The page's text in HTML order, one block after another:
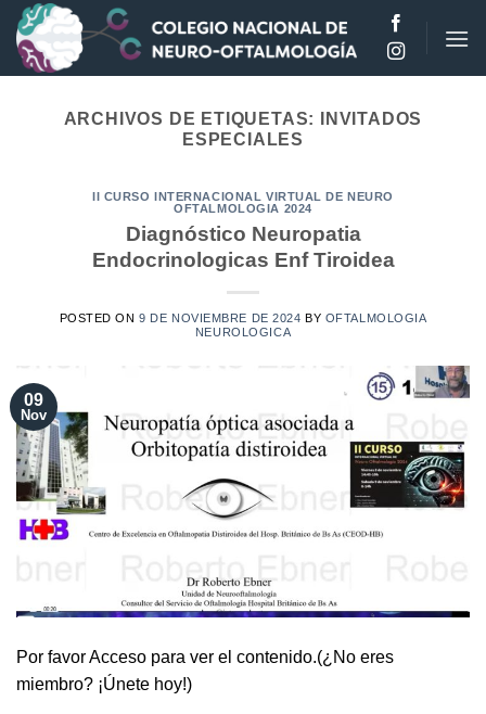
Saltar
contenido
ARCHIVOS DE ETIQUETAS:
INVITADOS
ESPECIALES
II CURSO INTERNACIONAL VIRTUAL DE NEURO
OFTALMOLOGIA 2024
Diagnóstico Neuropatia
Endocrinologicas Enf Tiroidea
POSTED ON9 DE NOVIEMBRE DE 2024 BY OFTALMOLOGIA
NEUROLOGICA
09
Nov
Por favor Acceso para ver el contenido.(¿No eres
miembro? ¡Únete hoy!)